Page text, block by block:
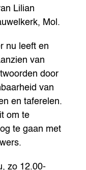
Lilian
Mol.
nu leeft en
van
door
van
en taferelen.
om te
te gaan met
zo 12.00-